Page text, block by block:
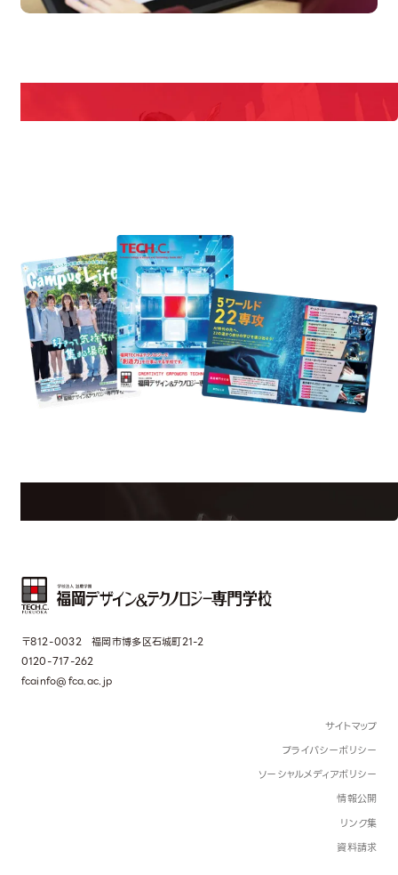
Campus Open
Information
〒812-0032 福岡市博多区石城町21-2
0120-717-262
fcainfo@fca.ac.jp
サイトマップ
プライバシーポリシー
ソーシャルメディアポリシー
情報公開
リンク集
資料請求